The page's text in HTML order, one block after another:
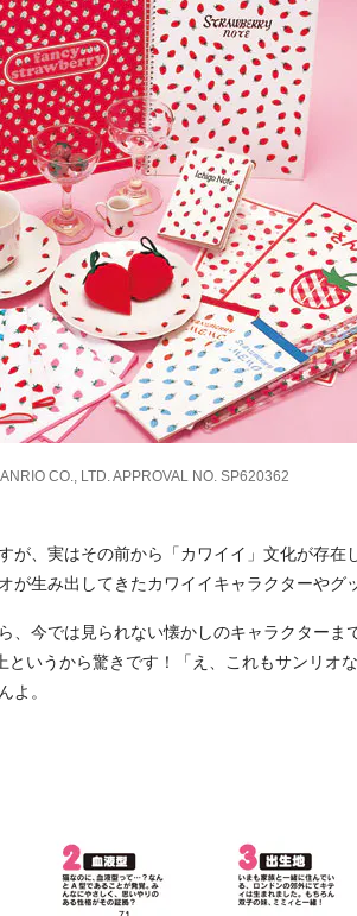
CO., LTD. APPROVAL NO. SP620362
が、実はその前から「カワイイ」文化が存在
が生み出してきたカワイイキャラクターやグ
、今では見られない懐かしのキャラクターま
いうから驚きです！「え、これもサンリオ
よ。